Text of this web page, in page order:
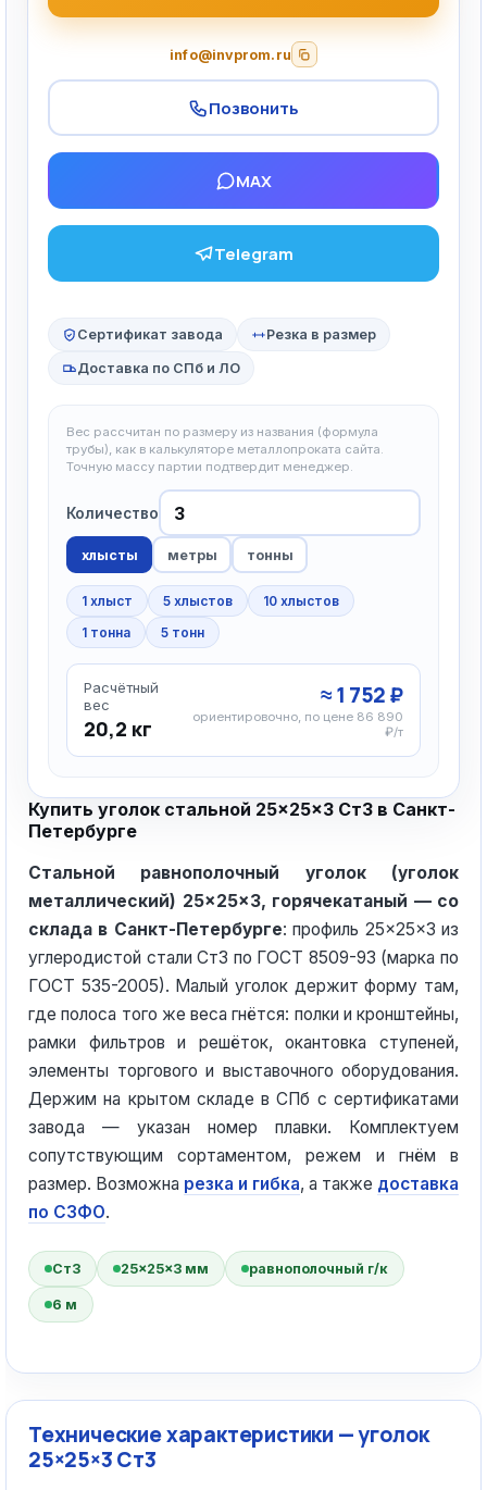
info@invprom.ru
Позвонить
MAX
Telegram
Сертификат завода Резка в размер
Доставка по СПб и ЛО
Вес рассчитан по размеру из названия (формула
трубы), как в калькуляторе металлопроката сайта.
Точную массу партии подтвердит менеджер.
Количество
хлысты метры тонны
1 хлыст 5 хлыстов
10 хлыстов
1 тонна
5 тонн
Расчётный
вес
20,2 кг
≈ 1 752 ₽
ориентировочно, по цене 86 890
₽/т
Купить уголок стальной 25×25×3 Ст3 в Санкт-
Петербурге
Стальной равнополочный уголок (уголок
металлический) 25×25×3, горячекатаный — со
склада в Санкт-Петербурге: профиль 25×25×3 из
углеродистой стали Ст3 по ГОСТ 8509-93 (марка по
ГОСТ 535-2005). Малый уголок держит форму там,
где полоса того же веса гнётся: полки и кронштейны,
рамки фильтров и решёток, окантовка ступеней,
элементы торгового и выставочного оборудования.
Держим на крытом складе в СПб с сертификатами
завода — указан номер плавки. Комплектуем
сопутствующим сортаментом, режем и гнём в
размер. Возможна резка и гибка, а также доставка
по СЗФО.
Ст3 25×25×3 мм равнополочный г/к
6 м
Технические характеристики — уголок
25×25×3 Ст3